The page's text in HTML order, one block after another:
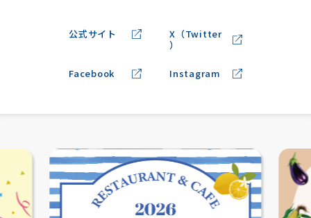
公式サイト
X（Twitter
）
Facebook Instagram